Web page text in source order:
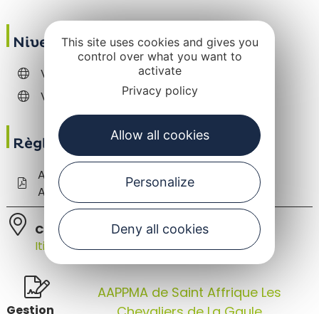
Niveau de la Sorgue
Vigicrue Sorgue à Saint-Affrique
Vigicrue Sorgue à Saint-Félix-de-Sorgues
Règlementation
Arrêté préfectoral Règlementation Pêche
Aveyron en cours de validité
Communes :12400 Versols-et-Lapeyre
Itinéraire sur Google Maps
Gestion
AAPPMA de Saint Affrique Les
This site uses cookies and gives you
control over what you want to
activate
Privacy policy
Allow all cookies
Personalize
Deny all cookies